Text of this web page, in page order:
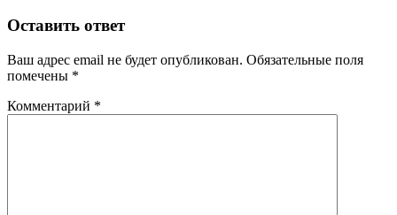
Оставить ответ
Ваш адрес email не будет опубликован. Обязательные поля
помечены *
Комментарий *